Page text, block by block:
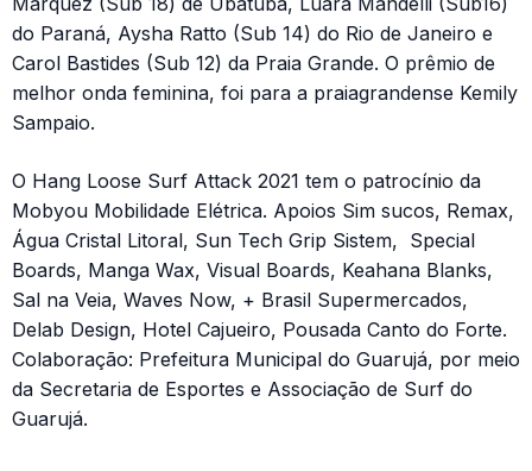
do Paraná, Aysha Ratto (Sub 14) do Rio de Janeiro e
Carol Bastides (Sub 12) da Praia Grande. O prêmio de
melhor onda feminina, foi para a praiagrandense Kemily
Sampaio.
O Hang Loose Surf Attack 2021 tem o patrocínio da
Mobyou Mobilidade Elétrica. Apoios Sim sucos, Remax,
Água Cristal Litoral, Sun Tech Grip Sistem, Special
Boards, Manga Wax, Visual Boards, Keahana Blanks,
Sal na Veia, Waves Now, + Brasil Supermercados,
Delab Design, Hotel Cajueiro, Pousada Canto do Forte.
Colaboração: Prefeitura Municipal do Guarujá, por meio
da Secretaria de Esportes e Associação de Surf do
Guarujá.